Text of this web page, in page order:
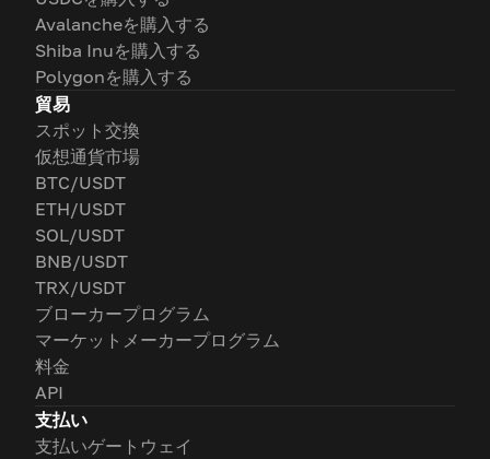
Avalancheを購入する
Shiba Inuを購入する
Polygonを購入する
貿易
スポット交換
仮想通貨市場
BTC/USDT
ETH/USDT
SOL/USDT
BNB/USDT
TRX/USDT
ブローカープログラム
マーケットメーカープログラム
料金
API
支払い
支払いゲートウェイ